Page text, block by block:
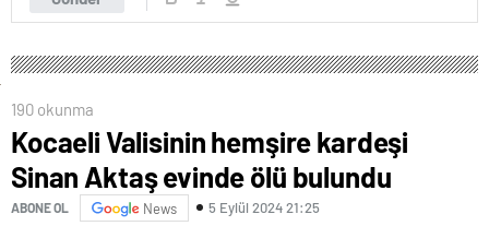
190 okunma
Kocaeli Valisinin hemşire kardeşi
Sinan Aktaş evinde ölü bulundu
ABONE OL News 5 Eylül 2024 21:25